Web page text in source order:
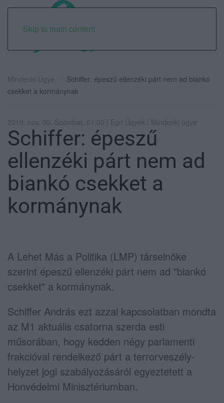
Skip to main content
Mindenki Ügye
Schiffer: épeszű ellenzéki párt nem ad biankó
csekket a kormánynak
2019. nov. 30. Szombat, 01:00 | Egri Ügyek | Mindenki ügye
Schiffer: épeszű
ellenzéki párt nem ad
biankó csekket a
kormánynak
A Lehet Más a Politika (LMP) társelnöke
szerint épeszű ellenzéki párt nem ad "biankó
csekket" a kormánynak.
Schiffer András ezt azzal kapcsolatban mondta
az M1 aktuális csatorna szerda esti
műsorában, hogy kedden négy parlamenti
frakcióval rendelkező párt a terrorveszély-
helyzet jogi szabályozásáról egyeztetett a
Honvédelmi Minisztériumban.